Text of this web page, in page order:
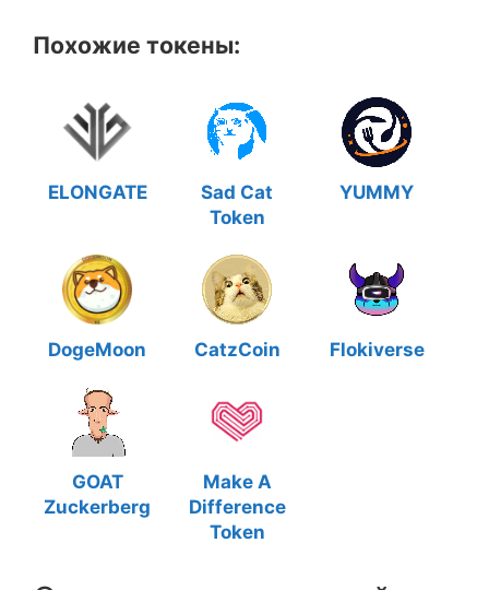
Похожие токены:
ELONGATE
Sad Cat
Token
YUMMY
DogeMoon CatzCoin Flokiverse
GOAT
Zuckerberg
Make A
Difference
Token